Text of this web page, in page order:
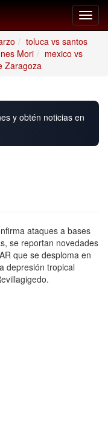
toluca vs santos
Mori
mexico vs
Zaragoza
y obtén noticias en
ataques a bases
se reportan novedades
que se desploma en
depresión tropical